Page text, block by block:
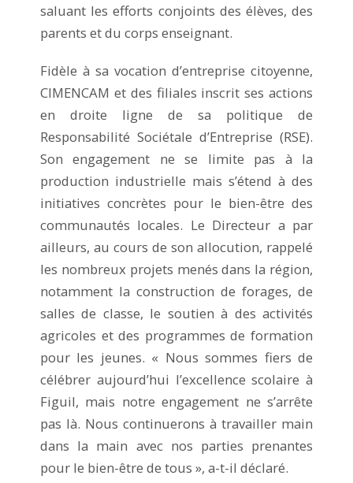
saluant les efforts conjoints des élèves, des
parents et du corps enseignant.
Fidèle à sa vocation d’entreprise citoyenne,
CIMENCAM et des filiales inscrit ses actions
en droite ligne de sa politique de
Responsabilité Sociétale d’Entreprise (RSE).
Son engagement ne se limite pas à la
production industrielle mais s’étend à des
initiatives concrètes pour le bien-être des
communautés locales. Le Directeur a par
ailleurs, au cours de son allocution, rappelé
les nombreux projets menés dans la région,
notamment la construction de forages, de
salles de classe, le soutien à des activités
agricoles et des programmes de formation
pour les jeunes. « Nous sommes fiers de
célébrer aujourd’hui l’excellence scolaire à
Figuil, mais notre engagement ne s’arrête
pas là. Nous continuerons à travailler main
dans la main avec nos parties prenantes
pour le bien-être de tous », a-t-il déclaré.